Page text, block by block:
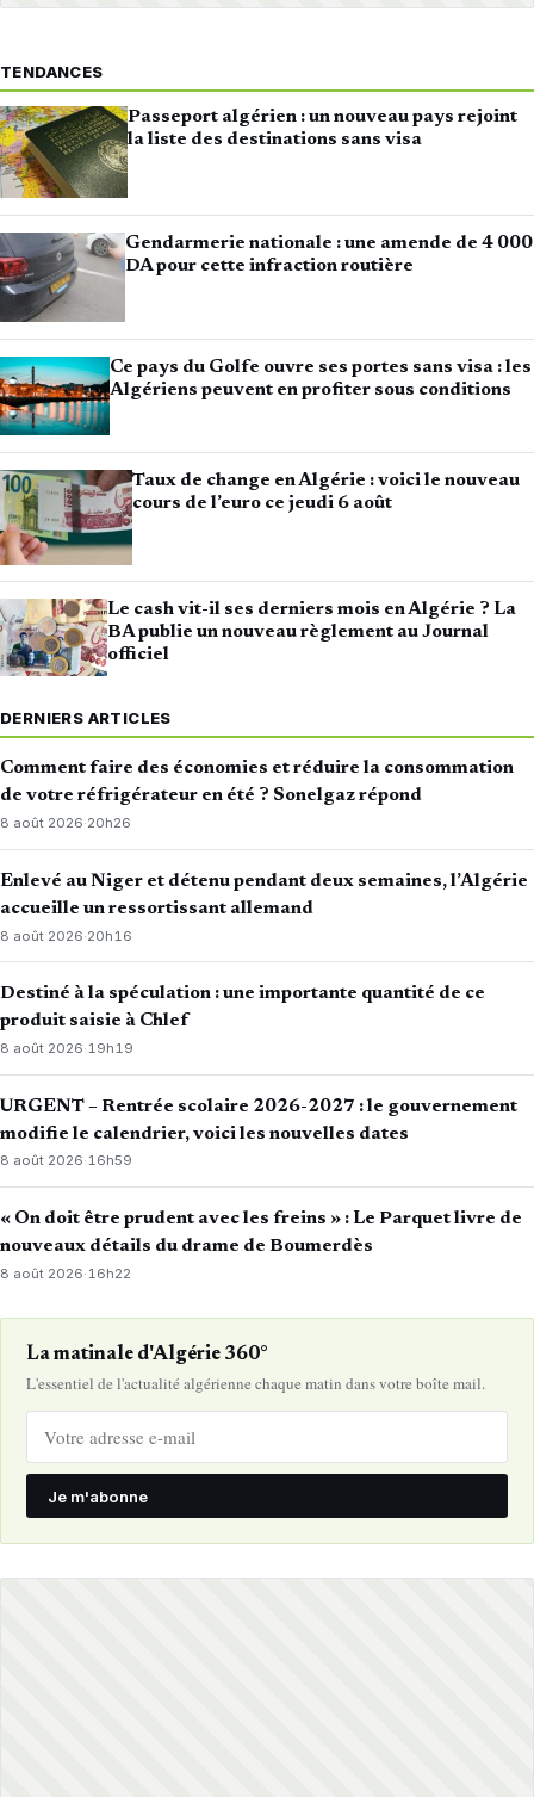
TENDANCES
Passeport algérien : un nouveau pays rejoint
la liste des destinations sans visa
Gendarmerie nationale : une amende de 4 000
DA pour cette infraction routière
Ce pays du Golfe ouvre ses portes sans visa : les
Algériens peuvent en profiter sous conditions
Taux de change en Algérie : voici le nouveau
cours de l’euro ce jeudi 6 août
Le cash vit-il ses derniers mois en Algérie ? La
BA publie un nouveau règlement au Journal
officiel
DERNIERS ARTICLES
Comment faire des économies et réduire la consommation
de votre réfrigérateur en été ? Sonelgaz répond
8 août 2026·20h26
Enlevé au Niger et détenu pendant deux semaines, l’Algérie
accueille un ressortissant allemand
8 août 2026·20h16
Destiné à la spéculation : une importante quantité de ce
produit saisie à Chlef
8 août 2026·19h19
URGENT – Rentrée scolaire 2026-2027 : le gouvernement
modifie le calendrier, voici les nouvelles dates
8 août 2026·16h59
« On doit être prudent avec les freins » : Le Parquet livre de
nouveaux détails du drame de Boumerdès
8 août 2026· 16h22
La matinale d'Algérie 360°
L'essentiel de l'actualité algérienne chaque matin dans votre boîte mail.
Je m'abonne